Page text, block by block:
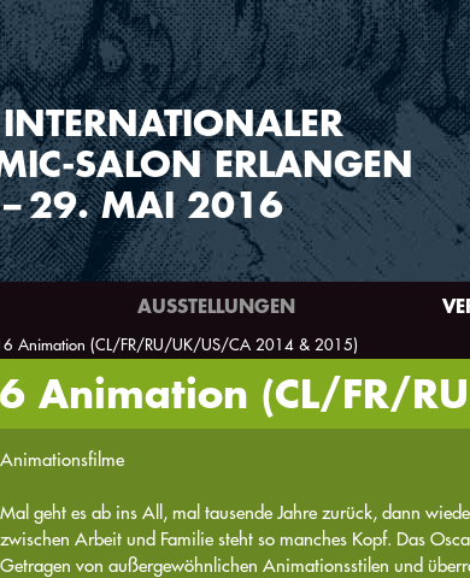
SALON ERLANGEN
– 29. MAI 2016
AUSSTELLUNGEN
Animation (CL/FR/RU/UK/US/CA 2014 & 2015)
Animation (CL/FR/
Animationsfilme
Mal geht es ab ins All, mal tausende Jahre zurück, dann
zwischen Arbeit und Familie steht so manches Kopf. Das
Getragen von außergewöhnlichen Animationsstilen und